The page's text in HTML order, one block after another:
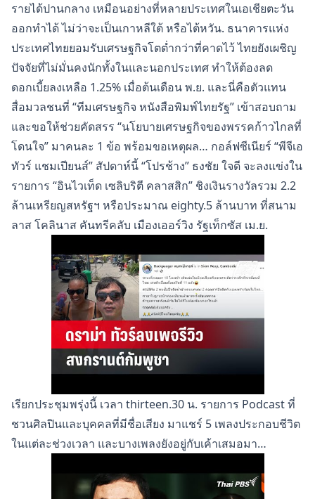
รายได้ปานกลาง เหมือนอย่างที่หลายประเทศในเอเชียตะวัน
ออกทำได้ ไม่ว่าจะเป็นเกาหลีใต้ หรือไต้หวัน. ธนาคารแห่ง
ประเทศไทยยอมรับเศรษฐกิจโตต่ำกว่าที่คาดไว้ ไทยยังเผชิญ
ปัจจัยที่ไม่มั่นคงนักทั้งในและนอกประเทศ ทำให้ต้องลด
ดอกเบี้ยลงเหลือ 1.25% เมื่อต้นเดือน พ.ย. และนี่คือตัวแทน
สื่อมวลชนที่ “ทีมเศรษฐกิจ หนังสือพิมพ์ไทยรัฐ” เข้าสอบถาม
และขอให้ช่วยคัดสรร “นโยบายเศรษฐกิจของพรรคก้าวไกลที่
โดนใจ” มาคนละ 1 ข้อ พร้อมขอเหตุผล… กอล์ฟซีเนียร์ “พีจีเอ
ทัวร์ แชมเปียนส์” สัปดาห์นี้ “โปรช้าง” ธงชัย ใจดี จะลงแข่งใน
รายการ “อินไวเท็ด เซลิบริตี คลาสสิก” ชิงเงินรางวัลรวม 2.2
ล้านเหรียญสหรัฐฯ หรือประมาณ eighty.5 ล้านบาท ที่สนาม
ลาส โคลินาส คันทรีคลับ เมืองเออร์วิง รัฐเท็กซัส เม.ย.
เรียกประชุมพรุ่งนี้ เวลา thirteen.30 น. รายการ Podcast ที่
ชวนศิลปินและบุคคลที่มีชื่อเสียง มาแชร์ 5 เพลงประกอบชีวิต
ในแต่ละช่วงเวลา และบางเพลงยังอยู่กับเค้าเสมอมา…